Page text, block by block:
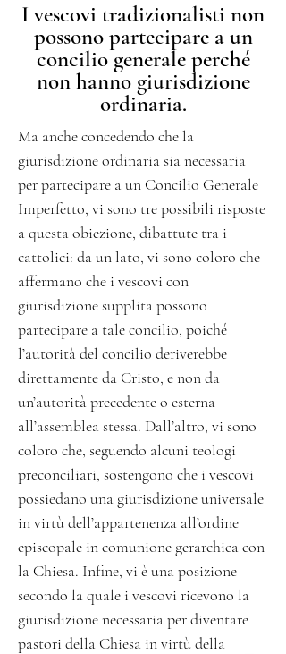
I vescovi tradizionalisti non
possono partecipare a un
concilio generale perché
non hanno giurisdizione
ordinaria.
Ma anche concedendo che la
giurisdizione ordinaria sia necessaria
per partecipare a un Concilio Generale
Imperfetto, vi sono tre possibili risposte
a questa obiezione, dibattute tra i
cattolici: da un lato, vi sono coloro che
affermano che i vescovi con
giurisdizione supplita possono
partecipare a tale concilio, poiché
l’autorità del concilio deriverebbe
direttamente da Cristo, e non da
un’autorità precedente o esterna
all’assemblea stessa. Dall’altro, vi sono
coloro che, seguendo alcuni teologi
preconciliari, sostengono che i vescovi
possiedano una giurisdizione universale
in virtù dell’appartenenza all’ordine
episcopale in comunione gerarchica con
la Chiesa. Infine, vi è una posizione
secondo la quale i vescovi ricevono la
giurisdizione necessaria per diventare
pastori della Chiesa in virtù della